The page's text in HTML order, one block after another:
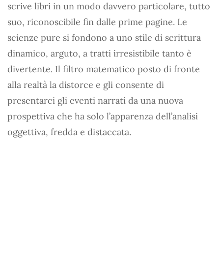
scrive libri in un modo davvero particolare, tutto
suo, riconoscibile fin dalle prime pagine. Le
scienze pure si fondono a uno stile di scrittura
dinamico, arguto, a tratti irresistibile tanto è
divertente. Il filtro matematico posto di fronte
alla realtà la distorce e gli consente di
presentarci gli eventi narrati da una nuova
prospettiva che ha solo l’apparenza dell’analisi
oggettiva, fredda e distaccata.